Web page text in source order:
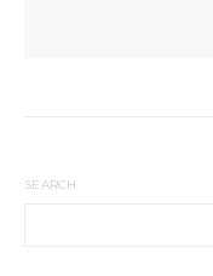
SEARCH